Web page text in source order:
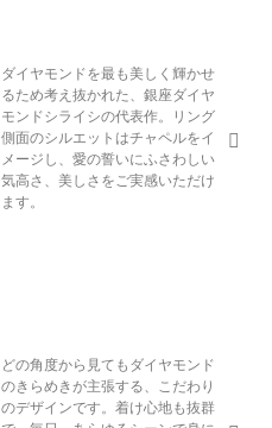
ダイヤモンドを最も美しく輝かせ
るため考え抜かれた、銀座ダイヤ
モンドシライシの代表作。リング
側面のシルエットはチャペルをイ
メージし、愛の誓いにふさわしい
気高さ、美しさをご実感いただけ
ます。
どの角度から見てもダイヤモンド
のきらめきが主張する、こだわり
のデザインです。着け心地も抜群